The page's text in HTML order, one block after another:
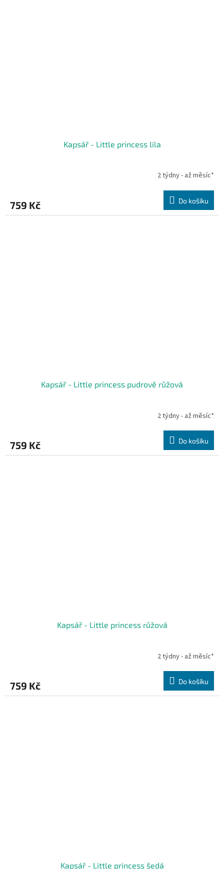
Kapsář - Little princess lila
2 týdny - až měsíc*
759 Kč Do košíku
Kapsář - Little princess pudrově růžová
2 týdny - až měsíc*
759 Kč Do košíku
Kapsář - Little princess růžová
2 týdny - až měsíc*
759 Kč Do košíku
Kapsář - Little princess šedá